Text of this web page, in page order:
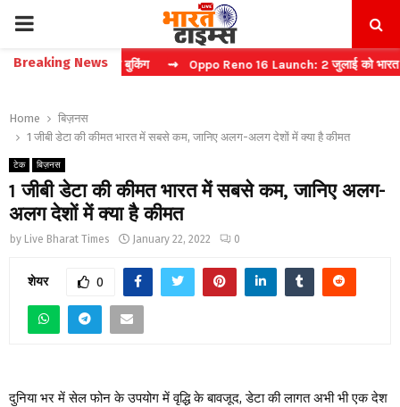
PRIMARY
MENU
Breaking News
करें फास्ट टिकट बुकिंग ⇝ Oppo Reno 16 Launch: 2 जुलाई को भारत में
Home
बिज़नस
1 जीबी डेटा की कीमत भारत में सबसे कम, जानिए अलग-अलग देशों में क्या है कीमत
टेक बिज़नस
1 जीबी डेटा की कीमत भारत में सबसे कम, जानिए अलग-
अलग देशों में क्या है कीमत
by Live Bharat Times January 22, 2022 0
शेयर 0
दुनिया भर में सेल फोन के उपयोग में वृद्धि के बावजूद, डेटा की लागत अभी भी एक देश